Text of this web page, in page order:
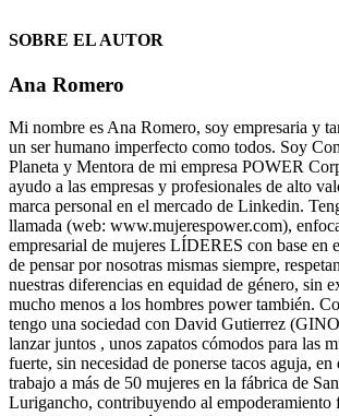
SOBRE EL AUTOR
Ana Romero
Mi nombre es Ana Romero, soy empresaria y
un ser humano imperfecto como todos. Soy
Planeta y Mentora de mi empresa POWER
ayudo a las empresas y profesionales de alto
marca personal en el mercado de Linkedin.
llamada (web: www.mujerespower.com),
empresarial de mujeres LÍDERES con base en
de pensar por nosotras mismas siempre,
nuestras diferencias en equidad de género, sin
mucho menos a los hombres power también.
tengo una sociedad con David Gutierrez
lanzar juntos , unos zapatos cómodos para las
fuerte, sin necesidad de ponerse tacos aguja, en
trabajo a más de 50 mujeres en la fábrica de
Lurigancho, contribuyendo al empoderamiento